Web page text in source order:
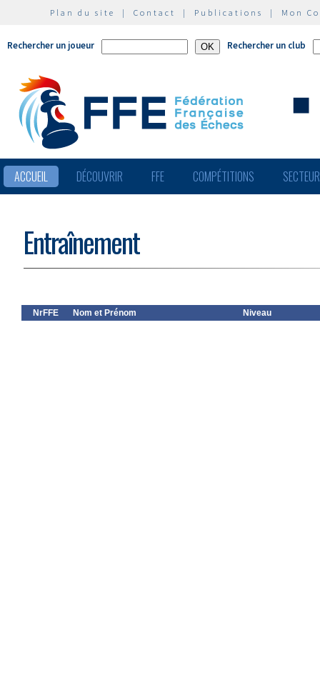
Plan du site | Contact | Publications | Mon
Rechercher un joueur Rechercher un club
ACCUEIL DÉCOUVRIR FFE COMPÉTITIONS
Entraînement
NrFFE Nom et Prénom Niveau